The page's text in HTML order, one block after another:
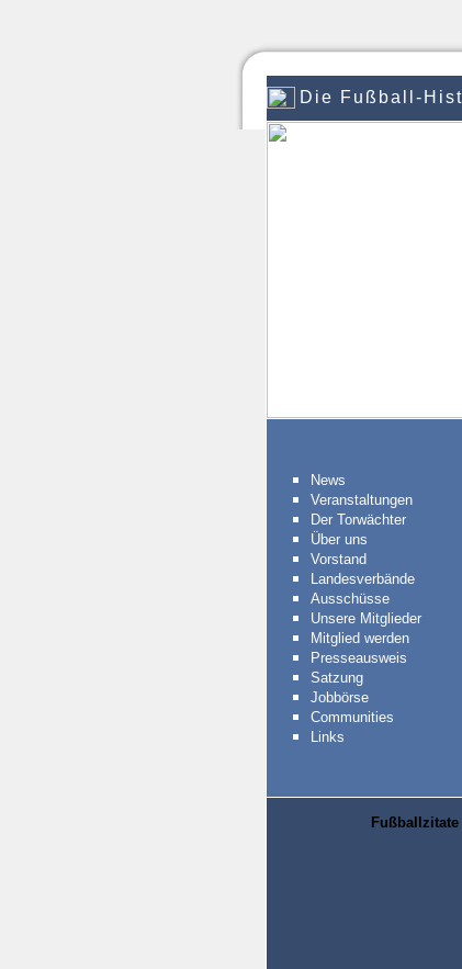
Die Fußball-
News
Veranstaltungen
Der Torwächter
Über uns
Vorstand
Landesverbände
Ausschüsse
Unsere Mitglieder
Mitglied werden
Presseausweis
Satzung
Jobbörse
Communities
Links
Fußballzitate